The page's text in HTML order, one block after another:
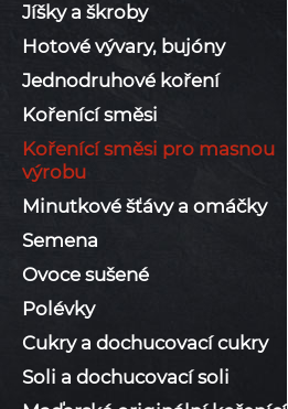
Jíšky a škroby
Hotové vývary, bujóny
Jednodruhové koření
Kořenící směsi
Kořenící směsi pro masnou
výrobu
Minutkové šťávy a omáčky
Semena
Ovoce sušené
Polévky
Cukry a dochucovací cukry
Soli a dochucovací soli